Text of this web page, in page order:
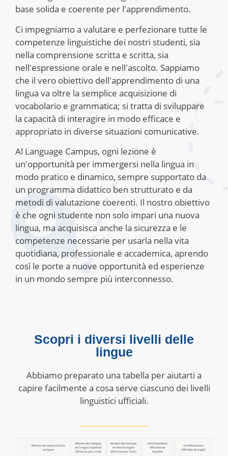
base solida e coerente per l'apprendimento.
Ci impegniamo a valutare e perfezionare tutte le
competenze linguistiche dei nostri studenti, sia
nella comprensione scritta e scritta, sia
nell'espressione orale e nell'ascolto. Sappiamo
che il vero obiettivo dell'apprendimento di una
lingua va oltre la semplice acquisizione di
vocabolario e grammatica; si tratta di sviluppare
la capacità di interagire in modo efficace e
appropriato in diverse situazioni comunicative.
Al Language Campus, ogni lezione è
un'opportunità per immergersi nella lingua in
modo pratico e dinamico, sempre supportato da
un programma didattico ben strutturato e da
metodi di valutazione coerenti. Il nostro obiettivo
è che ogni studente non solo impari una nuova
lingua, ma acquisisca anche la sicurezza e le
competenze necessarie per usarla nella vita
quotidiana, professionale e accademica, aprendo
così le porte a nuove opportunità ed esperienze
in un mondo sempre più interconnesso.
Scopri i diversi livelli delle
lingue
Abbiamo preparato una tabella per aiutarti a
capire facilmente a cosa serve ciascuno dei livelli
linguistici ufficiali.